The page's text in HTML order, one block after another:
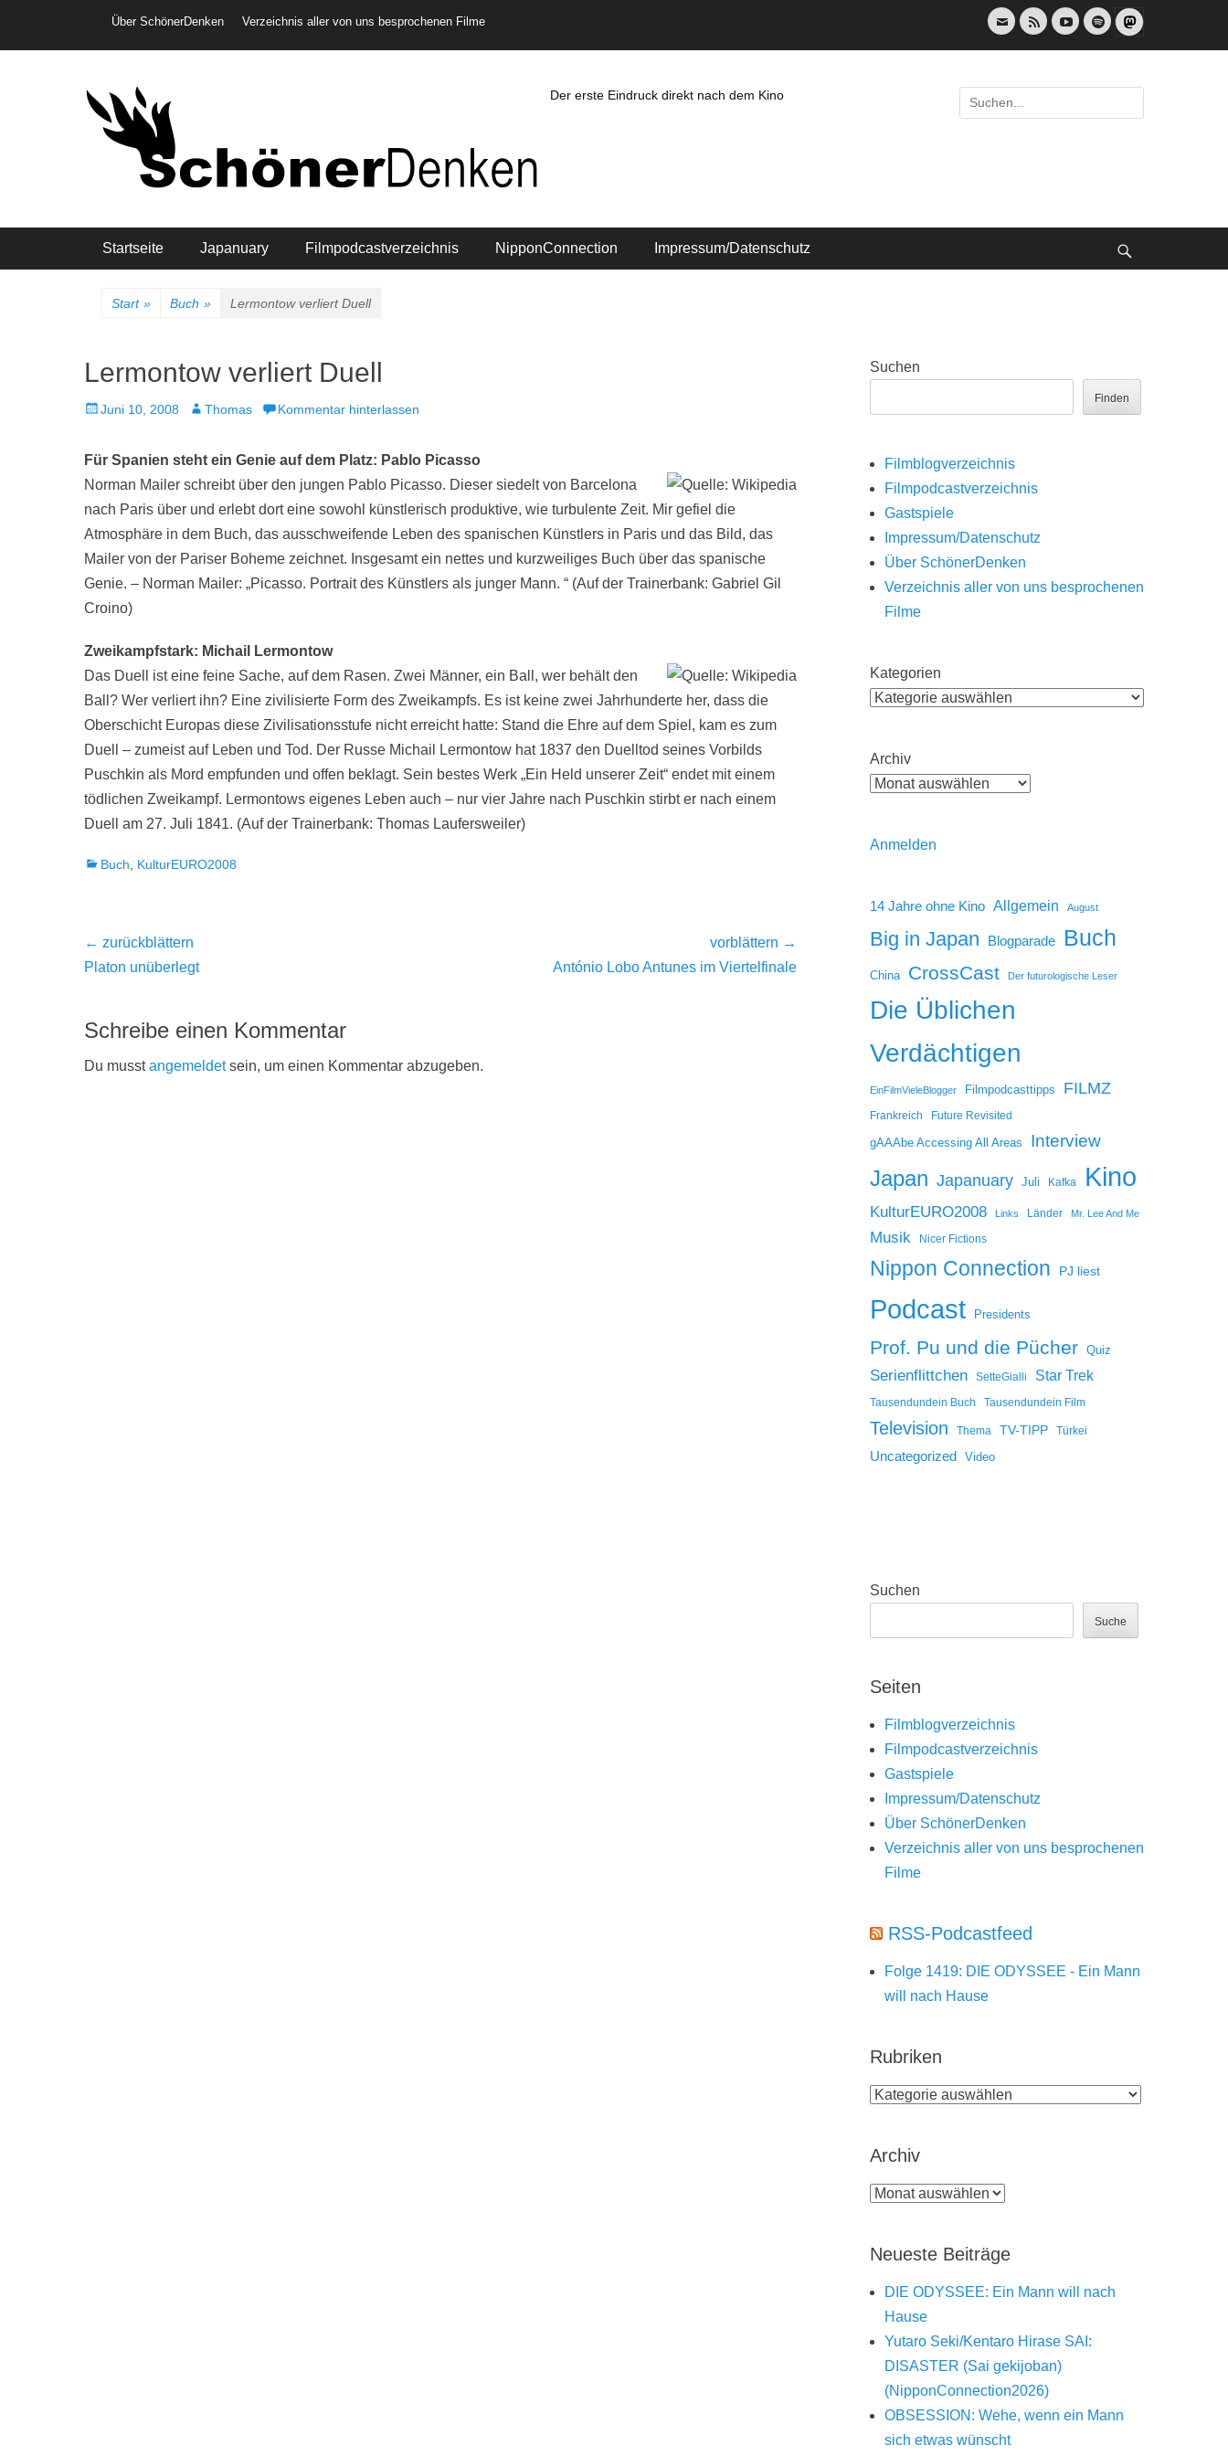
Header-Menü
Über SchönerDenken Verzeichnis aller von uns besprochenen Filme
E-
Mail
Feed YouTubeSpotify
Der erste Eindruck direkt nach dem Kino
Suche
nach:
Hauptmenü
Startseite Japanuary Filmpodcastverzeichnis NipponConnection Impressum/Datenschutz
Start » Buch » Lermontow verliert Duell
Lermontow verliert Duell
Veröffentlicht
Juni 10, 2008 AutorThomas Kommentar hinterlassen
Für Spanien steht ein Genie auf dem Platz: Pablo Picasso
Norman Mailer schreibt über den jungen Pablo Picasso. Dieser siedelt von Barcelona
nach Paris über und erlebt dort eine sowohl künstlerisch produktive, wie turbulente Zeit. Mir gefiel die
Atmosphäre in dem Buch, das ausschweifende Leben des spanischen Künstlers in Paris und das Bild, das
Mailer von der Pariser Boheme zeichnet. Insgesamt ein nettes und kurzweiliges Buch über das spanische
Genie. – Norman Mailer: „Picasso. Portrait des Künstlers als junger Mann. “ (Auf der Trainerbank: Gabriel Gil
Croino)
Zweikampfstark: Michail Lermontow
Das Duell ist eine feine Sache, auf dem Rasen. Zwei Männer, ein Ball, wer behält den
Ball? Wer verliert ihn? Eine zivilisierte Form des Zweikampfs. Es ist keine zwei Jahrhunderte her, dass die
Oberschicht Europas diese Zivilisationsstufe nicht erreicht hatte: Stand die Ehre auf dem Spiel, kam es zum
Duell – zumeist auf Leben und Tod. Der Russe Michail Lermontow hat 1837 den Duelltod seines Vorbilds
Puschkin als Mord empfunden und offen beklagt. Sein bestes Werk „Ein Held unserer Zeit“ endet mit einem
tödlichen Zweikampf. Lermontows eigenes Leben auch – nur vier Jahre nach Puschkin stirbt er nach einem
Duell am 27. Juli 1841. (Auf der Trainerbank: Thomas Laufersweiler)
Kategorien
Buch KulturEURO2008
Beitragsnavigation
← zurückblättern
Vorheriger
Platon unüberlegt
vorblättern →
António Lobo Antunes im Viertelfinale
Schreibe einen Kommentar
Du musstangemeldetsein, um einen Kommentar abzugeben.
Suchen
Finden
Filmblogverzeichnis
Filmpodcastverzeichnis
Gastspiele
Impressum/Datenschutz
Über SchönerDenken
Verzeichnis aller von uns besprochenen
Filme
Kategorien
Archiv
Anmelden
14 Jahre ohne Kino Allgemein August
Big in Japan Blogparade Buch
China CrossCast Der futurologische Leser
Die Üblichen
Verdächtigen
EinFilmVieleBlogger Filmpodcasttipps FILMZ
Frankreich Future Revisited
gAAAbe Accessing All Areas Interview
Japan Japanuary Juli Kafka Kino
KulturEURO2008 Links Länder Mr. Lee And Me
Musik Nicer Fictions
Nippon Connection PJ liest
Podcast Presidents
Prof. Pu und die Pücher Quiz
Serienflittchen SetteGialli Star Trek
Tausendundein Buch Tausendundein Film
Television Thema TV-TIPP Türkei
Uncategorized Video
Suchen
Suche
Seiten
Filmblogverzeichnis
Filmpodcastverzeichnis
Gastspiele
Impressum/Datenschutz
Über SchönerDenken
Verzeichnis aller von uns besprochenen
Filme
RSS-Podcastfeed
Folge 1419: DIE ODYSSEE - Ein Mann
will nach Hause
Rubriken
Rubriken
Archiv
Archiv
Neueste Beiträge
DIE ODYSSEE: Ein Mann will nach
Hause
Yutaro Seki/Kentaro Hirase SAI:
DISASTER (Sai gekijoban)
(NipponConnection2026)
OBSESSION: Wehe, wenn ein Mann
sich etwas wünscht